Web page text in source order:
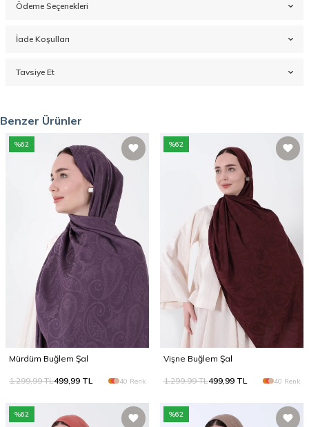
Ödeme Seçenekleri
İade Koşulları
Tavsiye Et
Benzer Ürünler
%62
Mürdüm Buğlem Şal
1.299,99TL499,99 TL 40 Renk
%62
Vişne Buğlem Şal
1.299,99TL499,99 TL 40 Renk
%62 %62